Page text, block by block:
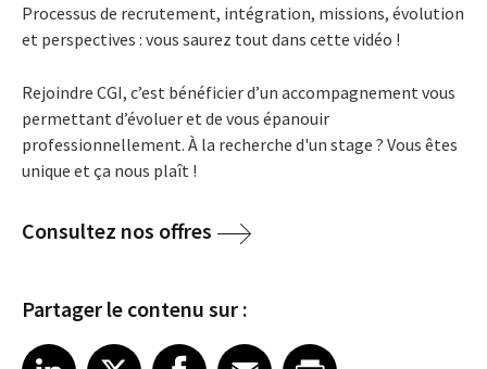
Processus de recrutement, intégration, missions, évolution
et perspectives : vous saurez tout dans cette vidéo !
Rejoindre CGI, c’est bénéficier d’un accompagnement vous
permettant d’évoluer et de vous épanouir
professionnellement. À la recherche d'un stage ? Vous êtes
unique et ça nous plaît !
Consultez nos offres
Partager le contenu sur :
Share article on LinkedIn
LinkedIn
Share article on XShare article on Facebook
Facebook
Share article on Email
EmailShare article on Print